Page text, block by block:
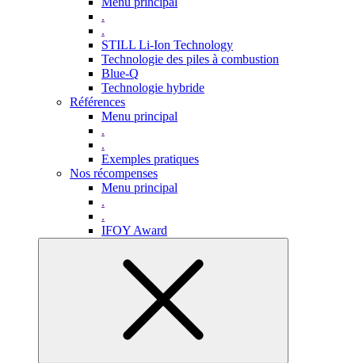
.
.
STILL Li-Ion Technology
Technologie des piles à combustion
Blue-Q
Technologie hybride
Références
Menu principal
.
.
Exemples pratiques
Nos récompenses
Menu principal
.
.
IFOY Award